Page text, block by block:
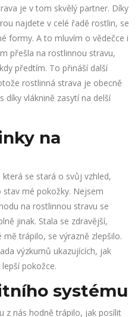
je v tom skvělý partner. Díky
najdete v celé řadě rostlin, se
formy. A to mluvím o vědečce i
přešla na rostlinnou stravu,
předtím. To přináší další
rostlinná strava je obecně
díky vláknině zasytí na delší
na
se stará o svůj vzhled,
mé pokožky. Nejsem
na rostlinnou stravu se
jinak. Stala se zdravější,
trápilo, se výrazně zlepšilo.
výzkumů ukazujících, jak
pokožce.
systému
z nás hodně trápilo, jak posílit